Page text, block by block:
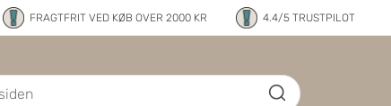
FRAGTFRIT VED KØB OVER 2000 KR 4.4/5 TRUSTPILOT